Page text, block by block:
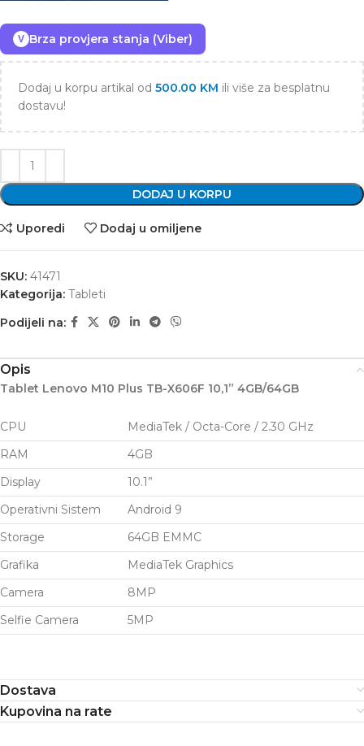
V Brza provjera stanja (Viber)
Dodaj u korpu artikal od 500.00 KM ili više za besplatnu
dostavu!
DODAJ U KORPU
Uporedi Dodaj u omiljene
SKU: 41471
Kategorija: Tableti
Podijeli na:
Opis
Tablet Lenovo M10 Plus TB-X606F 10,1” 4GB/64GB
CPU
MediaTek / Octa-Core / 2.30 GHz
RAM
4GB
Display
10.1”
Operativni Sistem
Android 9
Storage
64GB EMMC
Grafika
MediaTek Graphics
Camera
8MP
Selfie Camera
5MP
Dostava
Kupovina na rate